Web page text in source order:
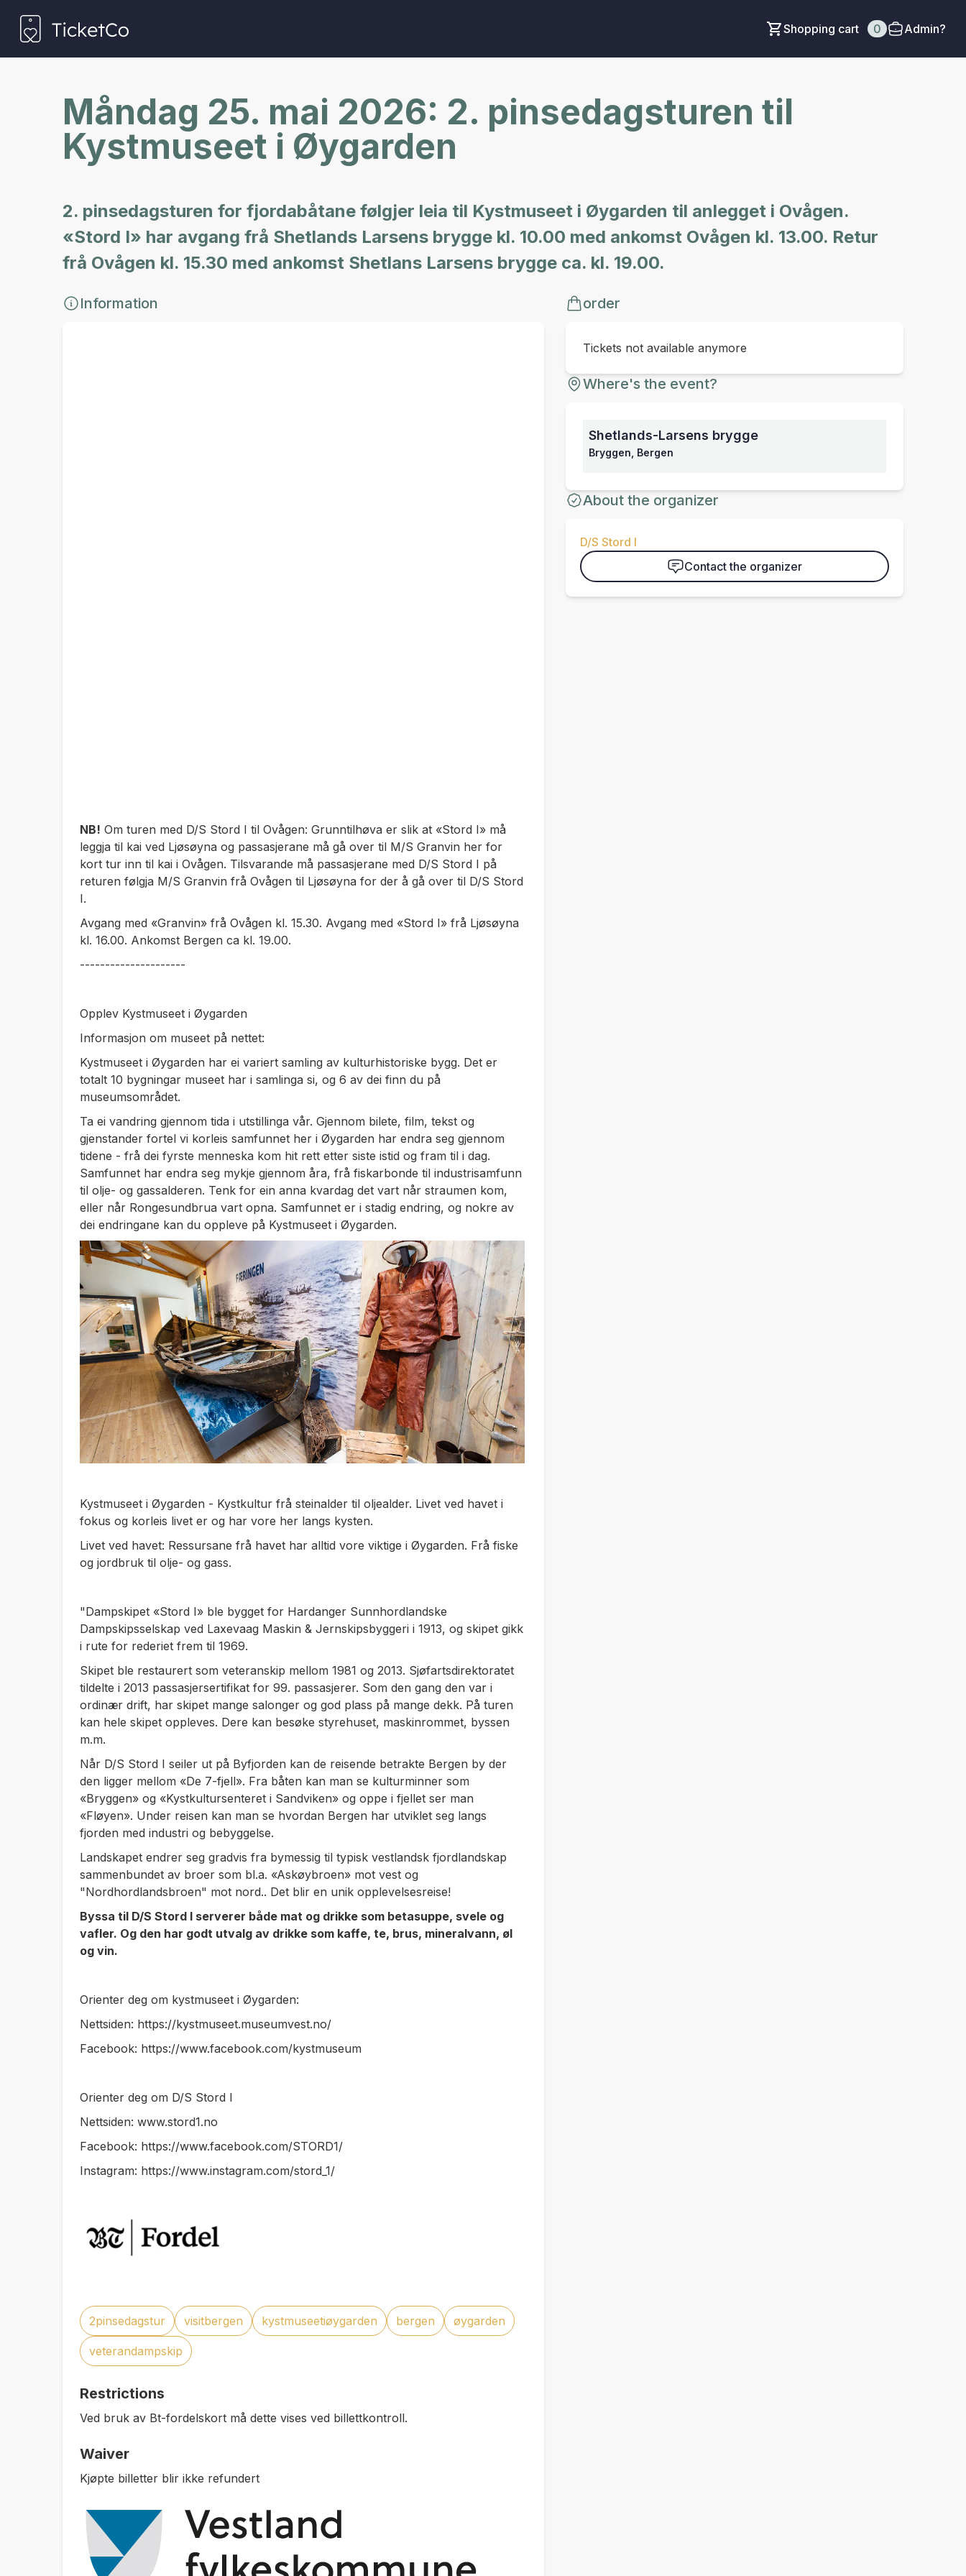
Shopping cart 0 Admin?
Måndag 25. mai 2026: 2. pinsedagsturen til
Kystmuseet i Øygarden
2. pinsedagsturen for fjordabåtane følgjer leia til Kystmuseet i Øygarden til anlegget i Ovågen.
«Stord I» har avgang frå Shetlands Larsens brygge kl. 10.00 med ankomst Ovågen kl. 13.00. Retur
frå Ovågen kl. 15.30 med ankomst Shetlans Larsens brygge ca. kl. 19.00.
Information
NB! Om turen med D/S Stord I til Ovågen: Grunntilhøva er slik at «Stord I» må
leggja til kai ved Ljøsøyna og passasjerane må gå over til M/S Granvin her for
kort tur inn til kai i Ovågen. Tilsvarande må passasjerane med D/S Stord I på
returen følgja M/S Granvin frå Ovågen til Ljøsøyna for der å gå over til D/S Stord
I.
Avgang med «Granvin» frå Ovågen kl. 15.30. Avgang med «Stord I» frå Ljøsøyna
kl. 16.00. Ankomst Bergen ca kl. 19.00.
---------------------
Opplev Kystmuseet i Øygarden
Informasjon om museet på nettet:
Kystmuseet i Øygarden har ei variert samling av kulturhistoriske bygg. Det er
totalt 10 bygningar museet har i samlinga si, og 6 av dei finn du på
museumsområdet.
Ta ei vandring gjennom tida i utstillinga vår. Gjennom bilete, film, tekst og
gjenstander fortel vi korleis samfunnet her i Øygarden har endra seg gjennom
tidene - frå dei fyrste menneska kom hit rett etter siste istid og fram til i dag.
Samfunnet har endra seg mykje gjennom åra, frå fiskarbonde til industrisamfunn
til olje- og gassalderen. Tenk for ein anna kvardag det vart når straumen kom,
eller når Rongesundbrua vart opna. Samfunnet er i stadig endring, og nokre av
dei endringane kan du oppleve på Kystmuseet i Øygarden.
Kystmuseet i Øygarden - Kystkultur frå steinalder til oljealder. Livet ved havet i
fokus og korleis livet er og har vore her langs kysten.
Livet ved havet: Ressursane frå havet har alltid vore viktige i Øygarden. Frå fiske
og jordbruk til olje- og gass.
"Dampskipet «Stord I» ble bygget for Hardanger Sunnhordlandske
Dampskipsselskap ved Laxevaag Maskin & Jernskipsbyggeri i 1913, og skipet gikk
i rute for rederiet frem til 1969.
Skipet ble restaurert som veteranskip mellom 1981 og 2013. Sjøfartsdirektoratet
tildelte i 2013 passasjersertifikat for 99. passasjerer. Som den gang den var i
ordinær drift, har skipet mange salonger og god plass på mange dekk. På turen
kan hele skipet oppleves. Dere kan besøke styrehuset, maskinrommet, byssen
m.m.
Når D/S Stord I seiler ut på Byfjorden kan de reisende betrakte Bergen by der
den ligger mellom «De 7-fjell». Fra båten kan man se kulturminner som
«Bryggen» og «Kystkultursenteret i Sandviken» og oppe i fjellet ser man
«Fløyen». Under reisen kan man se hvordan Bergen har utviklet seg langs
fjorden med industri og bebyggelse.
Landskapet endrer seg gradvis fra bymessig til typisk vestlandsk fjordlandskap
sammenbundet av broer som bl.a. «Askøybroen» mot vest og
"Nordhordlandsbroen" mot nord.. Det blir en unik opplevelsesreise!
Byssa til D/S Stord I serverer både mat og drikke som betasuppe, svele og
vafler. Og den har godt utvalg av drikke som kaffe, te, brus, mineralvann, øl
og vin.
Orienter deg om kystmuseet i Øygarden:
Nettsiden: https://kystmuseet.museumvest.no/
Facebook: https://www.facebook.com/kystmuseum
Orienter deg om D/S Stord I
Nettsiden: www.stord1.no
Facebook: https://www.facebook.com/STORD1/
Instagram: https://www.instagram.com/stord_1/
2pinsedagstur visitbergen kystmuseetiøygarden bergen øygarden
veterandampskip
Restrictions
Ved bruk av Bt-fordelskort må dette vises ved billettkontroll.
Waiver
Kjøpte billetter blir ikke refundert
order
Tickets not available anymore
Where's the event?
Shetlands-Larsens brygge
Bryggen, Bergen
About the organizer
D/S Stord I
Contact the organizer